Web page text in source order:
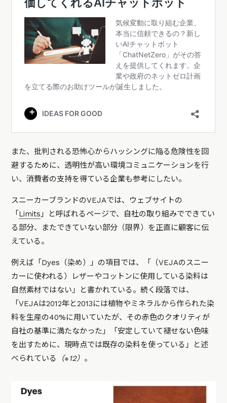
また、批判される恐怖心からハッシングに陥る危険性を回
避するために、透明性が高い環境コミュニケーションを行
い、消費者の支持を得ている企業も参考にしたい。
スニーカーブランドのVEJAでは、ウェブサイトの
「 Limits 」と呼ばれるページで、自社の取り組みでできてい
る部分、またできていない部分（限界）を正直に顧客に伝
えている。
例えば「Dyes（染め）」の項目では、
「（VEJAのスニー
カーに使われる）レザーやコットンに使用している染料は
自然素材ではない」
と書かれている。続く段落では、
「VEJAは2012年と2013には植物やミネラルから作られた染
料を生産の40%に用いていたが、その赤色のクオリティが
自社の基準に満たなかった」「安定していて褪せない色味
を出すために、現時点では既存の染料を使っている」
と述
べられている
（※12） 。